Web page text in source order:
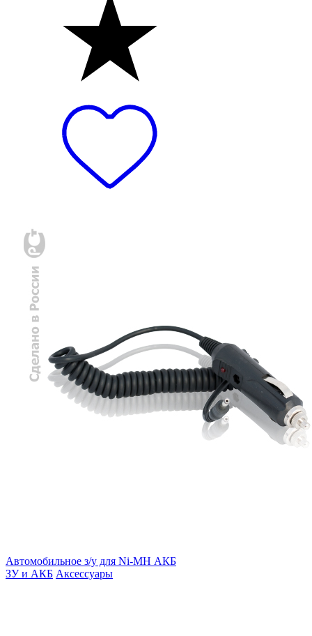
Автомобильное з/у для Ni-MH АКБ
ЗУ и АКБ Аксессуары